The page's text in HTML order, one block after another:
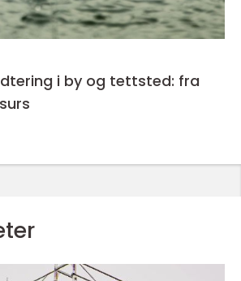
i by og tettsted: fra